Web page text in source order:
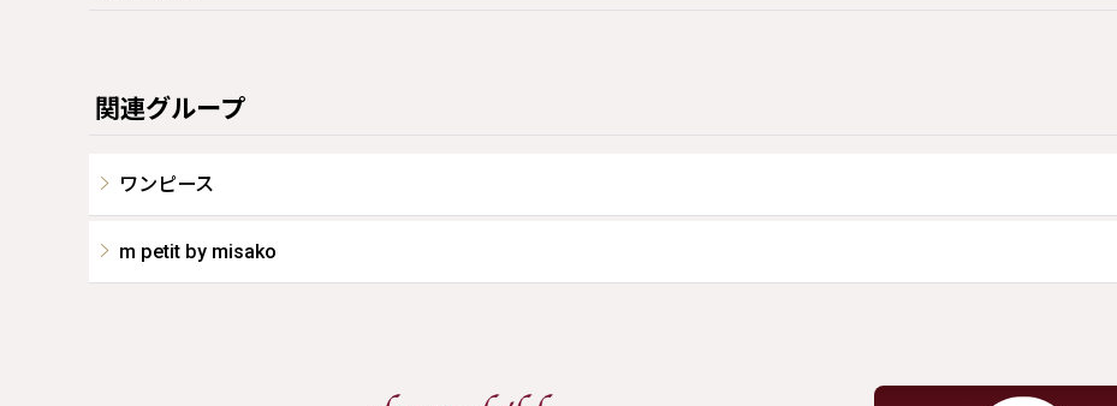
関連グループ
ワンピース
m petit by misako